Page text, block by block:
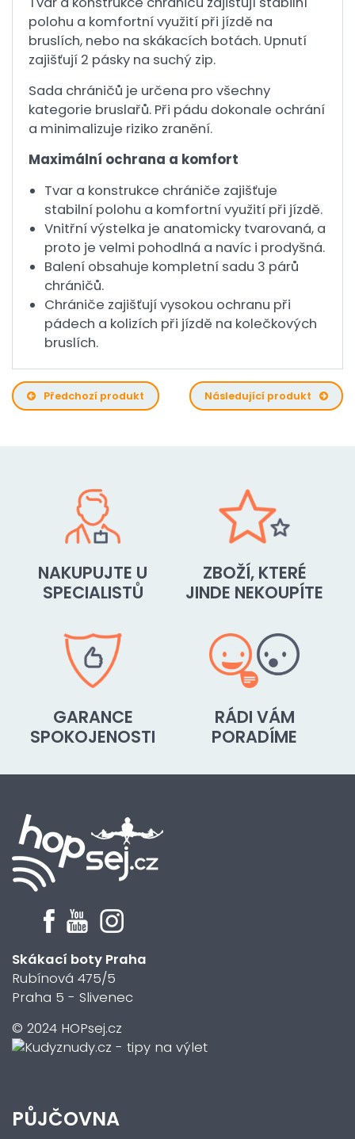
polohu a komfortní využití při jízdě na
bruslích, nebo na skákacích botách. Upnutí
zajišťují 2 pásky na suchý zip.
Sada chráničů je určena pro všechny
kategorie bruslařů. Při pádu dokonale ochrání
a minimalizuje riziko zranění.
Maximální ochrana a komfort
Tvar a konstrukce chrániče zajišťuje
stabilní polohu a komfortní využití při jízdě.
Vnitřní výstelka je anatomicky tvarovaná, a
proto je velmi pohodlná a navíc i prodyšná.
Balení obsahuje kompletní sadu 3 párů
chráničů.
Chrániče zajišťují vysokou ochranu při
pádech a kolizích při jízdě na kolečkových
bruslích.
Předchozí produkt Následující produkt
NAKUPUJTE U
SPECIALISTŮ
ZBOŽÍ, KTERÉ
JINDE NEKOUPÍTE
GARANCE
SPOKOJENOSTI
RÁDI VÁM
PORADÍME
Skákací boty Praha
Rubínová 475/5
Praha 5 - Slivenec
© 2024 HOPsej.cz
PŮJČOVNA